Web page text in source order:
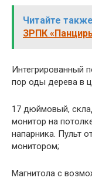
Читайте
ЗРПК
Интегрированный
пор оды дерева в
17 дюймовый,
монитор на
напарника. Пульт
монитором;
Магнитола с